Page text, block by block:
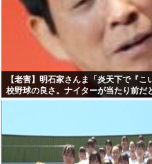
【老害】明石家さんま「炎天下で『
校野球の良さ。ナイターが当たり前だ